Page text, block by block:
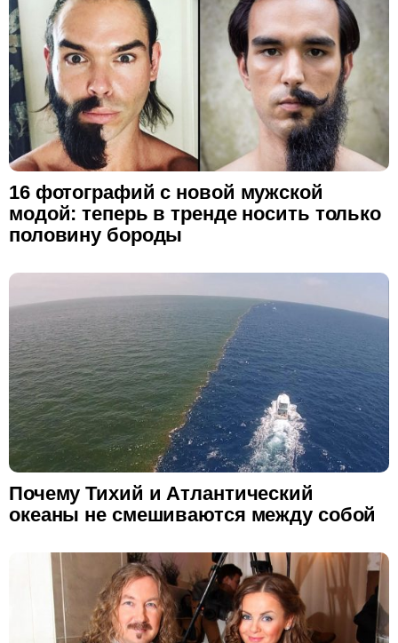
16 фотографий с новой мужской
модой: теперь в тренде носить только
половину бороды
Почему Тихий и Атлантический
океаны не смешиваются между собой